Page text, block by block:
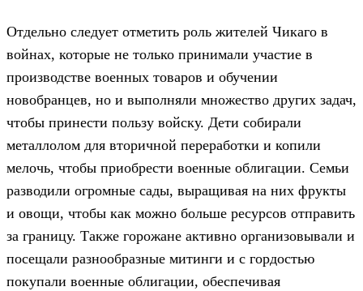
Отдельно следует отметить роль жителей Чикаго в
войнах, которые не только принимали участие в
производстве военных товаров и обучении
новобранцев, но и выполняли множество других задач,
чтобы принести пользу войску. Дети собирали
металлолом для вторичной переработки и копили
мелочь, чтобы приобрести военные облигации. Семьи
разводили огромные сады, выращивая на них фрукты
и овощи, чтобы как можно больше ресурсов отправить
за границу. Также горожане активно организовывали и
посещали разнообразные митинги и с гордостью
покупали военные облигации, обеспечивая